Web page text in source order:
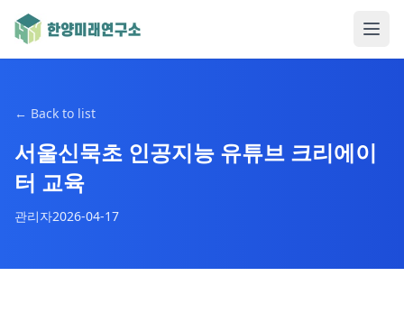
← Back to list
서울신묵초 인공지능 유튜브 크리에이
터 교육
관리자2026-04-17